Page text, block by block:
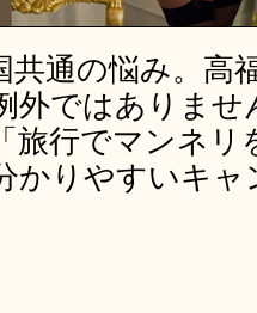
共通の悩み。高
外ではありま
旅行でマンネリ
かりやすいキ